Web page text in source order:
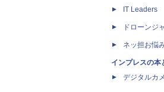
IT Leaders
ドローンジ
ネッ担お悩
インプレスの本
デジタルカ